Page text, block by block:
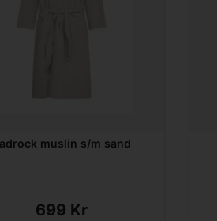
muslin s/m sand
699 Kr